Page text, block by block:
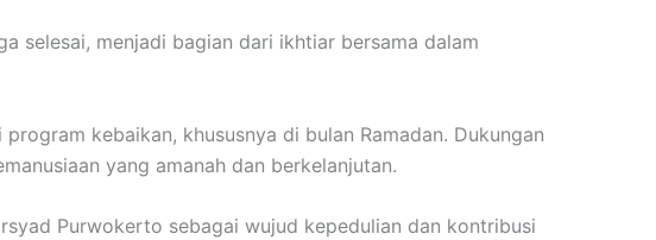
selesai, menjadi bagian dari ikhtiar bersama dalam
kebaikan, khususnya di bulan Ramadan. Dukungan
yang amanah dan berkelanjutan.
Purwokerto sebagai wujud kepedulian dan kontribusi